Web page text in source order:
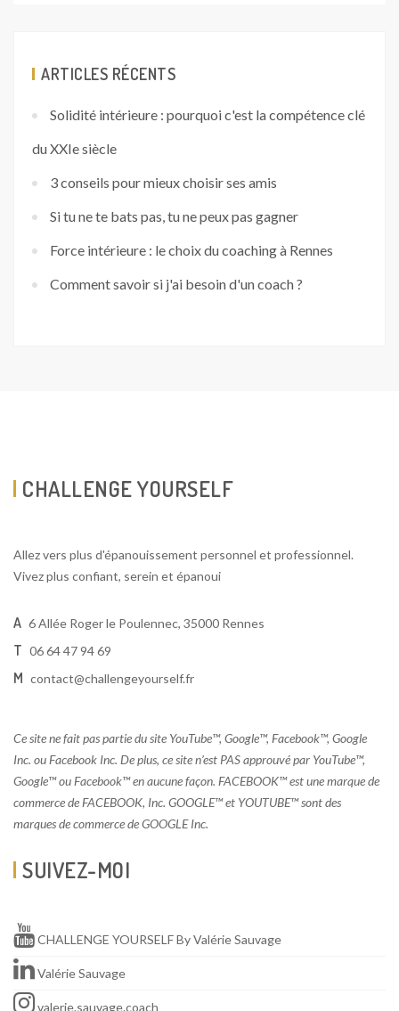
ARTICLES RÉCENTS
Solidité intérieure : pourquoi c'est la compétence clé
du XXIe siècle
3 conseils pour mieux choisir ses amis
Si tu ne te bats pas, tu ne peux pas gagner
Force intérieure : le choix du coaching à Rennes
Comment savoir si j'ai besoin d'un coach ?
CHALLENGE YOURSELF
Allez vers plus d'épanouissement personnel et professionnel.
Vivez plus confiant, serein et épanoui
A 6 Allée Roger le Poulennec, 35000 Rennes
T 06 64 47 94 69
M contact@challengeyourself.fr
Ce site ne fait pas partie du site YouTube™, Google™, Facebook™, Google
Inc. ou Facebook Inc. De plus, ce site n’est PAS approuvé par YouTube™,
Google™ ou Facebook™ en aucune façon. FACEBOOK™ est une marque de
commerce de FACEBOOK, Inc. GOOGLE™ et YOUTUBE™ sont des
marques de commerce de GOOGLE Inc.
SUIVEZ-MOI
CHALLENGE YOURSELF By Valérie Sauvage
Valérie Sauvage
valerie.sauvage.coach